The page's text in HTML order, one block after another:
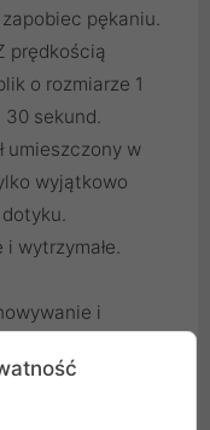
pękaniu.
prędkością
o rozmiarze 1
30 sekund.
umieszczony w
wyjątkowo
wytrzymałe.
i